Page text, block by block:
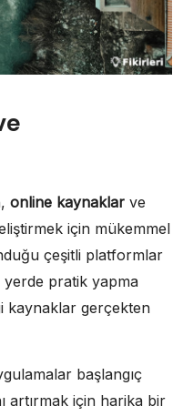
online kaynaklar ve
için mükemmel
çeşitli platformlar
yerde pratik yapma
kaynaklar gerçekten
başlangıç
artırmak için harika bir